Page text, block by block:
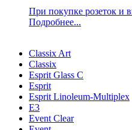
При покупке розеток и
Подробнее...
Classix Art
Classix
Esprit Glass C
Esprit
Esprit Linoleum-Multiplex
E3
Event Clear